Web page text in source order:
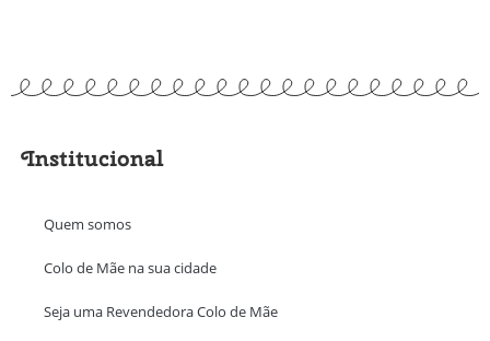
Institucional
Quem somos
Colo de Mãe na sua cidade
Seja uma Revendedora Colo de Mãe